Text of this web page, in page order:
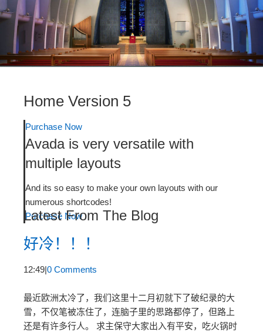
Home Version 5
Purchase Now
Avada is very versatile with
multiple layouts
And its so easy to make your own layouts with our
numerous shortcodes!
Purchase Now
Latest From The Blog
好冷！！！
12:49 0 Comments
最近欧洲太冷了，我们这里十二月初就下了破纪录的大
雪，不仅笔被冻住了，连脑子里的思路都停了，但路上
还是有许多行人。 求主保守大家出入有平安，吃火锅时